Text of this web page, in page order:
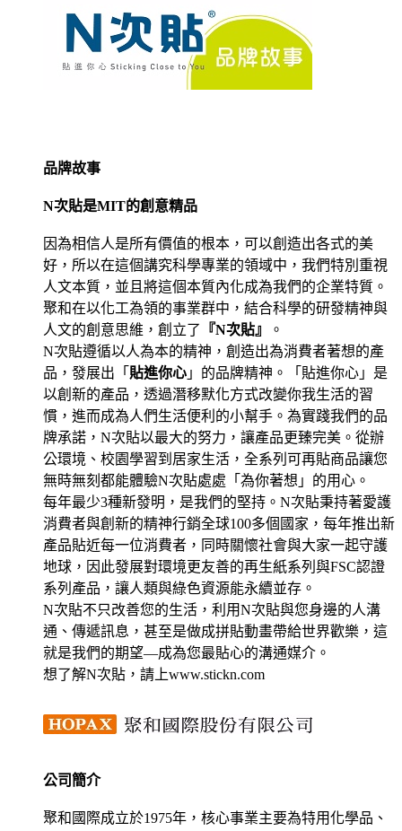
品牌故事
N次貼是MIT的創意精品
因為相信人是所有價值的根本，可以創造出各式的美
好，所以在這個講究科學專業的領域中，我們特別重視
人文本質，並且將這個本質內化成為我們的企業特質。
聚和在以化工為領的事業群中，結合科學的研發精神與
人文的創意思維，創立了
『N次貼』
。
N次貼遵循以人為本的精神，創造出為消費者著想的產
品，發展出「 貼進你心 」的品牌精神。「貼進你心」是
以創新的產品，透過潛移默化方式改變你我生活的習
慣，進而成為人們生活便利的小幫手。為實踐我們的品
牌承諾，N次貼以最大的努力，讓產品更臻完美。從辦
公環境、校園學習到居家生活，全系列可再貼商品讓您
無時無刻都能體驗N次貼處處「為你著想」的用心。
每年最少3種新發明，是我們的堅持。N次貼秉持著愛護
消費者與創新的精神行銷全球100多個國家，每年推出新
產品貼近每一位消費者，同時關懷社會與大家一起守護
地球，因此發展對環境更友善的再生紙系列與FSC認證
系列產品，讓人類與綠色資源能永續並存。
N次貼不只改善您的生活，利用N次貼與您身邊的人溝
通、傳遞訊息，甚至是做成拼貼動畫帶給世界歡樂，這
就是我們的期望—成為您最貼心的溝通媒介。
想了解N次貼，請上www.stickn.com
公司簡介
聚和國際成立於1975年，核心事業主要為特用化學品、